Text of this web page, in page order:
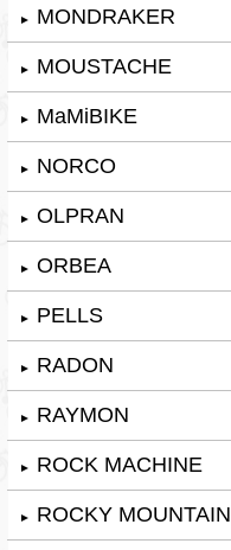
► MONDRAKER
► MOUSTACHE
► MaMiBIKE
► NORCO
► OLPRAN
► ORBEA
► PELLS
► RADON
► RAYMON
► ROCK MACHINE
► ROCKY MOUNTAIN